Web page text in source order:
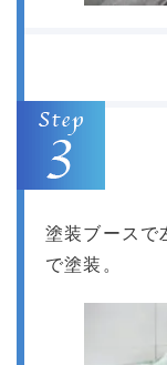
塗装ブースで
で塗装。